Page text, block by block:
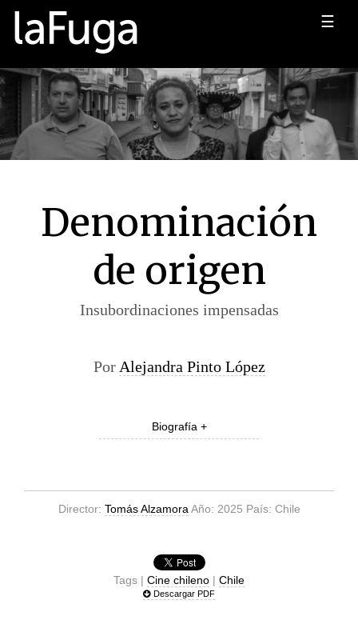
☰
Denominación
de origen
Insubordinaciones impensadas
Por Alejandra Pinto López
Biografía +
Director: Tomás Alzamora Año: 2025 País: Chile
Tags | Cine chileno | Chile
Descargar PDF